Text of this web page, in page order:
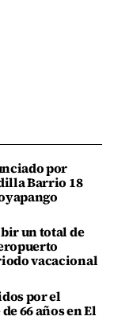
por
Barrio 18
un total de
vacacional
por el
66 años en El